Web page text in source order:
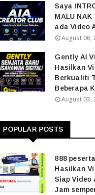
Saya
MALU NAK
ada Video
August 06,
Gently AI
Hasilkan
Berkualiti
Beberapa
August 03,
POPULAR POSTS
888
Hasilkan
Siap Video
Jam